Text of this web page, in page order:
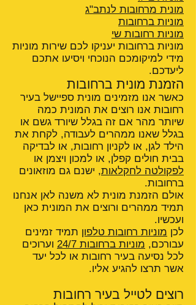
מונית מרחובות לנתב"ג
מוניות ברחובות
מוניות רחובות שי
מוניות ברחובות יעניקו לכם שירות מוניות
מידי למיקומכם הנוכחי ויסיעו אתכם
ליעדכם.
הזמנת מונית ברחובות
כאשר אנו מזמינים מונית ספיישל בעיר
רחובות אנו רוצים את המונית כמה
שיותר מהר אם זה בגלל שיורד גשם או
בגלל שאנו ממהרים לעבודה, לקחת את
הילד לגן, או לקניון רחובות, או לבדיקה
בבית חולים קפלן, או למכון ויצמן או
לפקולטה לחקלאות, ישנם גם מוזאונים
ברחובות.
אולם הזמנת מונית לא משנה לאן אנחנו
תמיד ממהרים ורוצים את המונית כאן
ועכשיו.
לכן מוניות רחובות טלפון תמיד זמינים
עבורכם, מוניות ברחובות 24/7
וערוכים
לכל נסיעה בעיר רחובות או לכל יעד
אשר תרצו להגיע אליו.
רוצים לטייל בעיר רחובות